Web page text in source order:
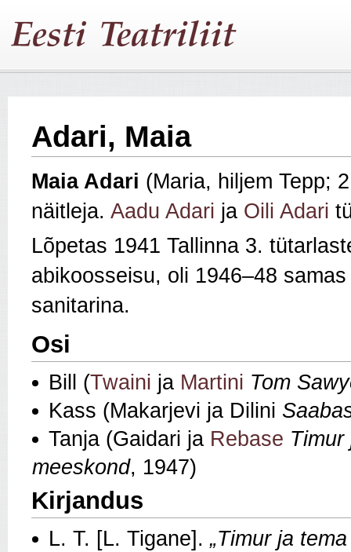
Adari, Maia
Maia Adari (Maria, hiljem Tepp;
näitleja. Aadu Adari ja Oili Adari
Lõpetas 1941 Tallinna 3.
abikoosseisu, oli 1946–48
sanitarina.
Osi
Bill (Twaini ja Martini Tom
Kass (Makarjevi ja Dilini
Tanja (Gaidari ja Rebase Timur
meeskond, 1947)
Kirjandus
L. T. [L. Tigane].„Timur ja